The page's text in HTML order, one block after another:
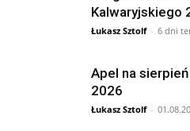
Kalwaryjskiego
Łukasz Sztolf - 6 dni
Apel na
2026
Łukasz Sztolf -